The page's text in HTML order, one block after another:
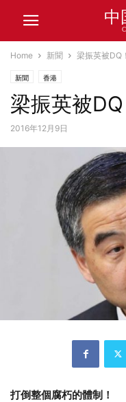
中
Home 新聞 梁振英被DQ！
新聞 香港
梁振英被DQ
2016年12月9日
打倒整個腐朽的體制！